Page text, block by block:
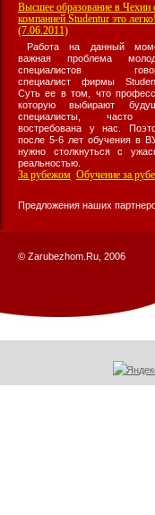
Высшее образование в Чехии
компанией Studentur это легко!
(7.06.2011)
Работа на данный
важная проблема
специалистов
специалист фирмы
Суть ее в том, что
которую выбирают
специалисты, часто
востребована у нас.
после 5-6 лет обучения в
нужно столкнуться с
реальностью.
За рубежом: Обучение за
Предложения наших
© Zarubezhom.Ru, 2006